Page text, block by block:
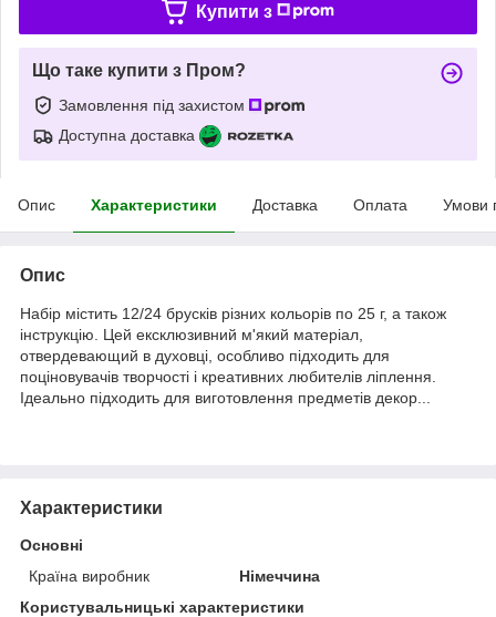
Купити з
Що таке купити з Пром?
Замовлення під захистом
Доступна доставка
Опис Характеристики Доставка Оплата Умови
Опис
Набір містить 12/24 брусків різних кольорів по 25 г, а також
інструкцію. Цей ексклюзивний м'який матеріал,
отвердевающий в духовці, особливо підходить для
поціновувачів творчості і креативних любителів ліплення.
Ідеально підходить для виготовлення предметів декор...
Характеристики
Основні
Країна виробник
Німеччина
Користувальницькі характеристики